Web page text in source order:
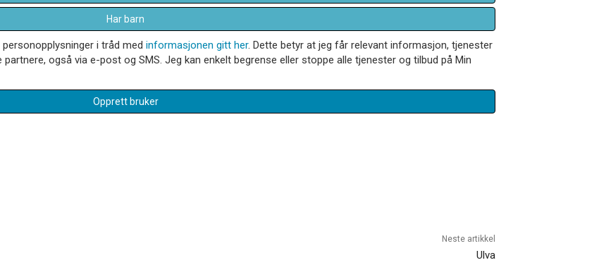
Har barn
i tråd med informasjonen gitt her. Dette betyr at jeg får relevant informasjon, tjenester
også via e-post og SMS. Jeg kan enkelt begrense eller stoppe alle tjenester og tilbud på Min
Opprett bruker
Neste artikkel
Ulva